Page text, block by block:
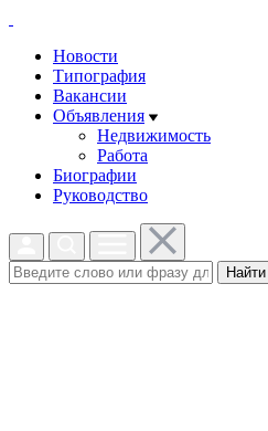
Новости
Типография
Вакансии
Объявления
Недвижимость
Работа
Биографии
Руководство
Найти